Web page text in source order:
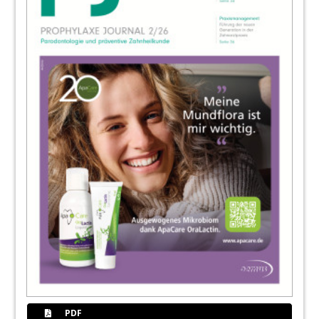
46News
Abo Service
Kongresse, Kurse und Symposien/
Impressum
Redaktion
Abo Service: Prophylaxe Journal
PDF